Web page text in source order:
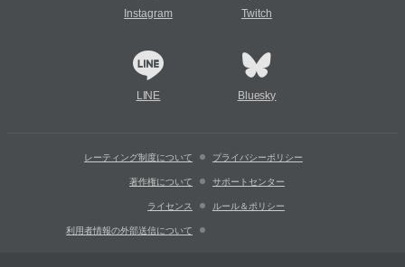
Instagram Twitch
LINE Bluesky
レーティング制度について プライバシーポリシー
著作権について サポートセンター
ライセンス ルール＆ポリシー
利用者情報の外部送信について